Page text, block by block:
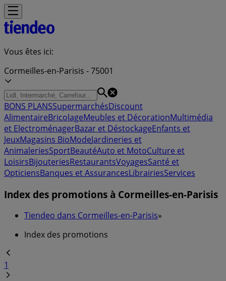
Vous êtes ici:
Cormeilles-en-Parisis - 75001
BONS PLANSSupermarchésDiscount
AlimentaireBricolageMeubles et DécorationMultimédia
et ElectroménagerBazar et DéstockageEnfants et
JeuxMagasins BioModeJardineries et
AnimaleriesSportBeautéAuto et MotoCulture et
LoisirsBijouteriesRestaurantsVoyagesSanté et
OpticiensBanques et AssurancesLibrairiesServices
Index des promotions à Cormeilles-en-Parisis
Tiendeo dans Cormeilles-en-Parisis»
Index des promotions
1